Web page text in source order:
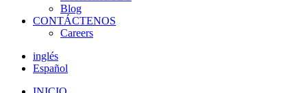
Blog
CONTÁCTENOS
Careers
inglés
Español